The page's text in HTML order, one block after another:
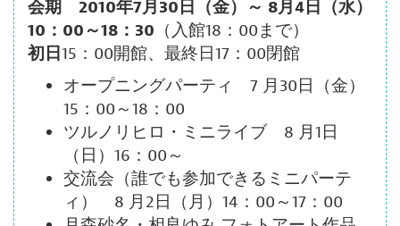
会期 2010年7月30日（金）～ 8月4日（水）
10：00～18：30 （入館18：00まで）
初日15：00開館、最終日17：00閉館
オープニングパーティ 7 月30日（金）
15：00～18：00
ツルノリヒロ・ミニライブ 8 月1日
（日）16：00～
交流会（誰でも参加できるミニパーテ
ィ） 8 月2日（月）14：00～17：00